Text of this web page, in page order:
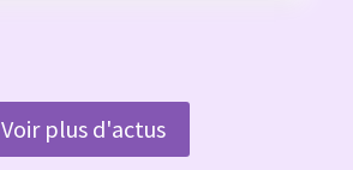
Voir plus d'actus